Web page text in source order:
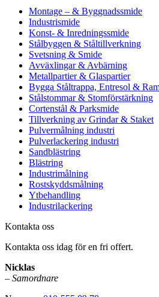
Montage – & Byggnadssmide
Industrismide
Konst- & Inredningssmide
Stålbyggen & Ståltillverkning
Svetsning & Smide
Avväxlingar & Avbärning
Metallpartier & Glaspartier
Bygga Ståltrappa, Entresol &
Stålstommar & Stomförstärkning
Cortenstål & Parksmide
Tillverkning av Grindar & Staket
Pulvermålning industri
Pulverlackering industri
Sandblästring
Blästring
Industrimålning
Rostskyddsmålning
Ytbehandling
Industrilackering
Kontakta oss
Kontakta oss idag för en fri offert.
Nicklas
– Samordnare